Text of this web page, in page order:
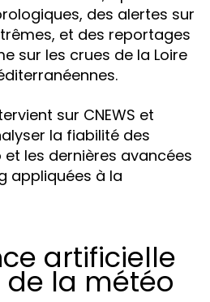
des alertes sur
et des reportages
sur les crues de la Loire
sur CNEWS et
la fiabilité des
les dernières avancées
appliquées à la
artificielle
la météo